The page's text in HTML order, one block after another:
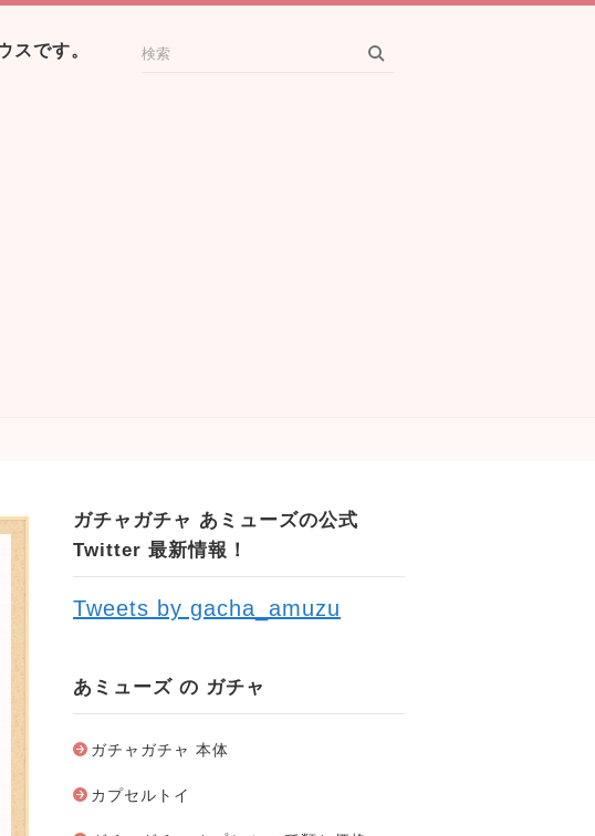
スです。
ガチャガチャ あミューズの公式
Twitter 最新情報！
Tweets by gacha_amuzu
あミューズ の ガチャ
ガチャガチャ 本体
カプセルトイ